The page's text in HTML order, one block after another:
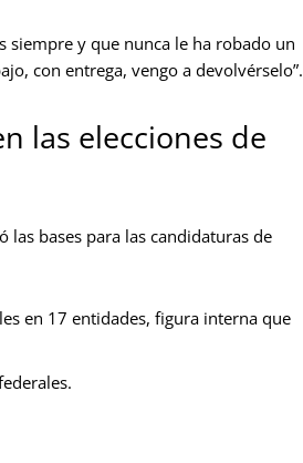
siempre y que nunca le ha robado un
con entrega, vengo a devolvérselo”.
las elecciones de
las bases para las candidaturas de
en 17 entidades, figura interna que